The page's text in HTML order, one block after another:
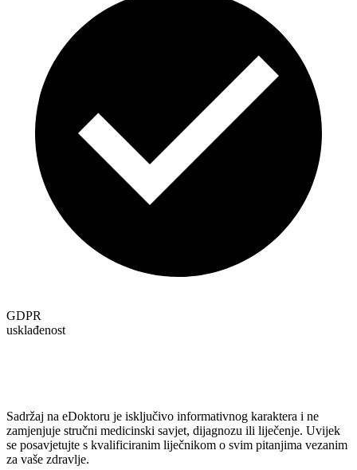
GDPR
usklađenost
Sadržaj na eDoktoru je isključivo informativnog karaktera i ne
zamjenjuje stručni medicinski savjet, dijagnozu ili liječenje. Uvijek
se posavjetujte s kvalificiranim liječnikom o svim pitanjima vezanim
za vaše zdravlje.